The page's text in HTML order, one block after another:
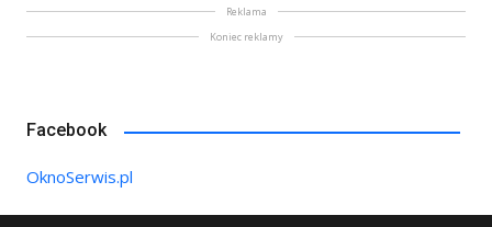
Reklama
Koniec reklamy
Facebook
OknoSerwis.pl